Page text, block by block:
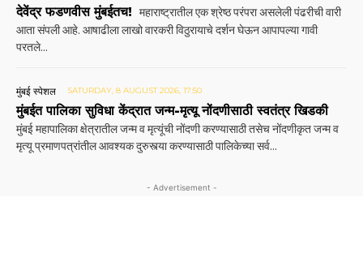
देवेंद्र फडणवीस मुंबईतच! महाराष्ट्रातील एक श्रेष्ठ परंपरा असलेली पंढरीची वारी
आता संपली आहे. आषाढीला लाखो वारकरी विठुरायाचे दर्शन घेऊन आपापल्या गावी
परतले...
मुंबई स्पेशल SATURDAY, 8 AUGUST 2026, 17:50
मुंबईत पालिका सुविधा केंद्रात जन्म-मृत्यू नोंदणीसाठी स्वतंत्र खिडकी
मुंबई महापालिका क्षेत्रातील जन्म व मृत्यूंची नोंदणी करण्यासाठी तसेच नोंदणीकृत जन्म व
मृत्यू प्रमाणपत्रांतील आवश्यक दुरुस्त्या करण्यासाठी पालिकेच्या सर्व...
- Advertisement -